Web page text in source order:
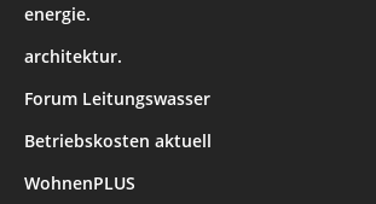
energie.
architektur.
Forum Leitungswasser
Betriebskosten aktuell
WohnenPLUS